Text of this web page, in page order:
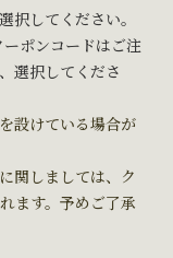
択してください。
ポンコードはご注
選択してくださ
設けている場合が
関しましては、ク
ます。予めご了承